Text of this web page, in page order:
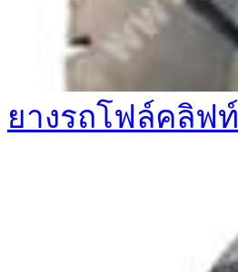
ยางรถโฟล์คลิฟท์